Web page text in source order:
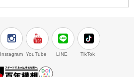
Instagram YouTube LINE TikTok